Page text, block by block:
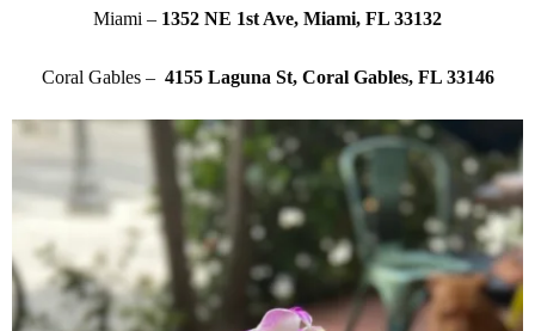
Miami – 1352 NE 1st Ave, Miami, FL 33132
Coral Gables – 4155 Laguna St, Coral Gables, FL 33146